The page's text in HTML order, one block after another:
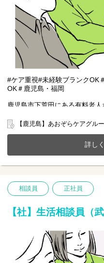
#ケア重視#未経験ブランクOK
OK＃鹿児島・福岡
鹿児島市下荒田にある有料老
んか？
20～70代まで幅広い年齢層の
今までのご経験やスキルを当
【仕事内容】相談業務全般 ※
〇入所退所手続
〇介助サポートなど
★
【鹿児島】あおぞらケアグル
詳し
相談員 正社員
【社】生活相談員（